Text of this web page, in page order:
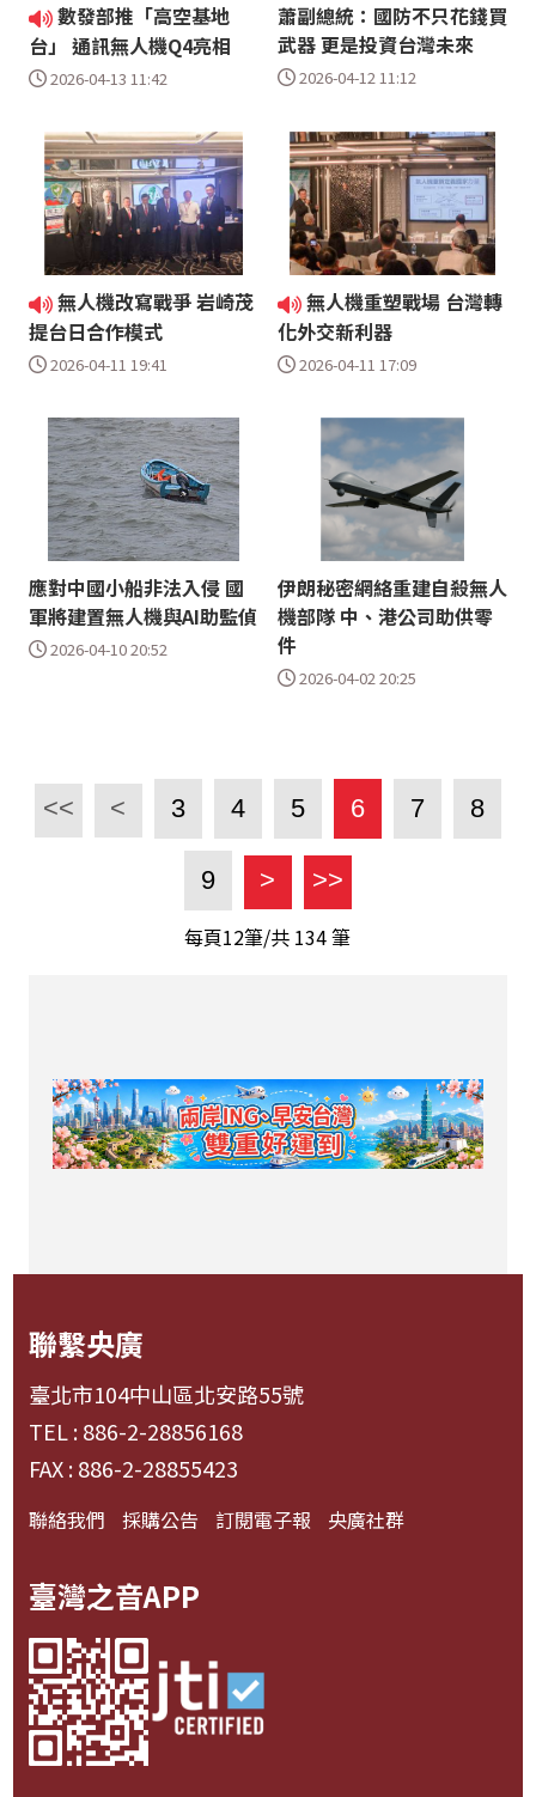
數發部推「高空基地
台」 通訊無人機Q4亮相
2026-04-13 11:42
蕭副總統：國防不只花錢買
武器 更是投資台灣未來
2026-04-12 11:12
無人機改寫戰爭 岩崎茂
提台日合作模式
2026-04-11 19:41
無人機重塑戰場 台灣轉
化外交新利器
2026-04-11 17:09
應對中國小船非法入侵 國
軍將建置無人機與AI助監偵
2026-04-10 20:52
伊朗秘密網絡重建自殺無人
機部隊 中、港公司助供零
件
2026-04-02 20:25
<< < 3 4 5 6 7 8
9 > >>
每頁12筆/共 134筆
聯繫央廣
臺北市104中山區北安路55號
TEL : 886-2-28856168
FAX : 886-2-28855423
聯絡我們 採購公告 訂閱電子報 央廣社群
臺灣之音APP